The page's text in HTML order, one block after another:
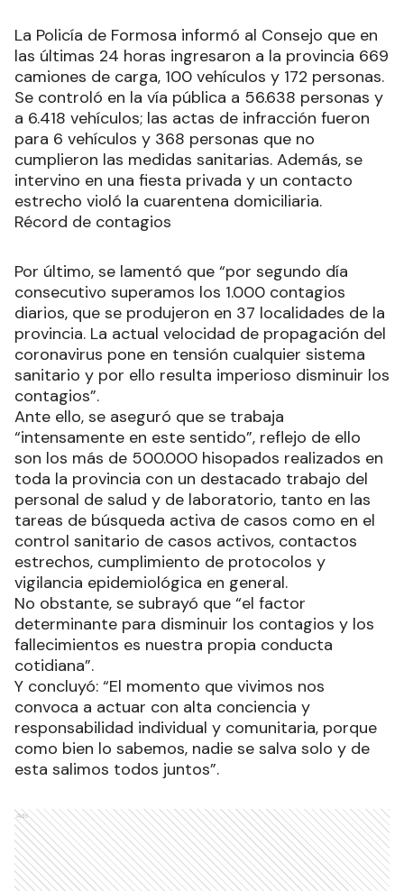
La Policía de Formosa informó al Consejo que en
las últimas 24 horas ingresaron a la provincia 669
camiones de carga, 100 vehículos y 172 personas.
Se controló en la vía pública a 56.638 personas y
a 6.418 vehículos; las actas de infracción fueron
para 6 vehículos y 368 personas que no
cumplieron las medidas sanitarias. Además, se
intervino en una fiesta privada y un contacto
estrecho violó la cuarentena domiciliaria.
Récord de contagios
Por último, se lamentó que “por segundo día
consecutivo superamos los 1.000 contagios
diarios, que se produjeron en 37 localidades de la
provincia. La actual velocidad de propagación del
coronavirus pone en tensión cualquier sistema
sanitario y por ello resulta imperioso disminuir los
contagios”.
Ante ello, se aseguró que se trabaja
“intensamente en este sentido”, reflejo de ello
son los más de 500.000 hisopados realizados en
toda la provincia con un destacado trabajo del
personal de salud y de laboratorio, tanto en las
tareas de búsqueda activa de casos como en el
control sanitario de casos activos, contactos
estrechos, cumplimiento de protocolos y
vigilancia epidemiológica en general.
No obstante, se subrayó que “el factor
determinante para disminuir los contagios y los
fallecimientos es nuestra propia conducta
cotidiana”.
Y concluyó: “El momento que vivimos nos
convoca a actuar con alta conciencia y
responsabilidad individual y comunitaria, porque
como bien lo sabemos, nadie se salva solo y de
esta salimos todos juntos”.
Ads